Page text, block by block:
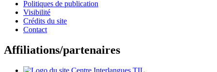
Politiques de publication
Visibilité
Crédits du site
Contact
Affiliations/partenaires